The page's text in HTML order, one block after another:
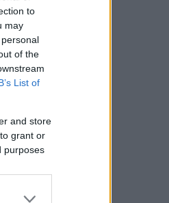
to
may
of the
List of
and store
grant or
purposes